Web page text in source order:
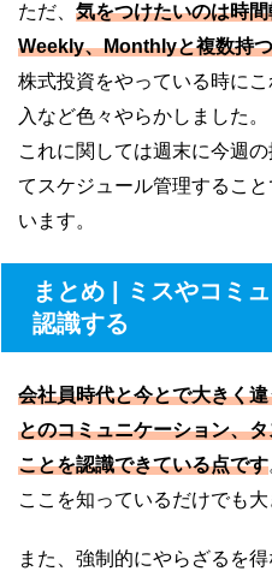
ただ、 気をつけたいのは時
Weekly、Monthlyと複数持
株式投資をやっている時に
入など色々やらかしました。
これに関しては週末に今週
てスケジュール管理するこ
います。
まとめ | ミスやコミ
認識する
会社員時代と今とで大きく
とのコミュニケーション、
ことを認識できている点です
ここを知っているだけでも大
また、強制的にやらざるを